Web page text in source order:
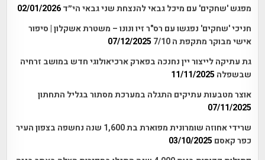
מפגש 'שחקים' עם מיכל גבאי להנצחת שני גבאי הי״ד 02/01/2026
חניכי 'שחקים' נפגשו עם רס"ר זיו ונונו – משטרת אשקלון | סיפור
אישי מבוקר מתקפת ה 7/10
07/12/2025
גת עתיקה לייצור יין נחנכה בפארק ארכיאולוגי חדש במושב זרחיה
שבשפלה 11/11/2025
אוצר מטבעות עתיקים התגלה במערכת מסתור בגליל התחתון
07/11/2025
שרידי אחוזה שומרונית מפוארת בת 1,600 שנה נחשפה בצפון העיר
כפר קאסם 03/10/2025